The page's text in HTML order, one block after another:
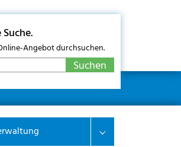
Angebot durchsuchen.
& Wohnen" Submenu for